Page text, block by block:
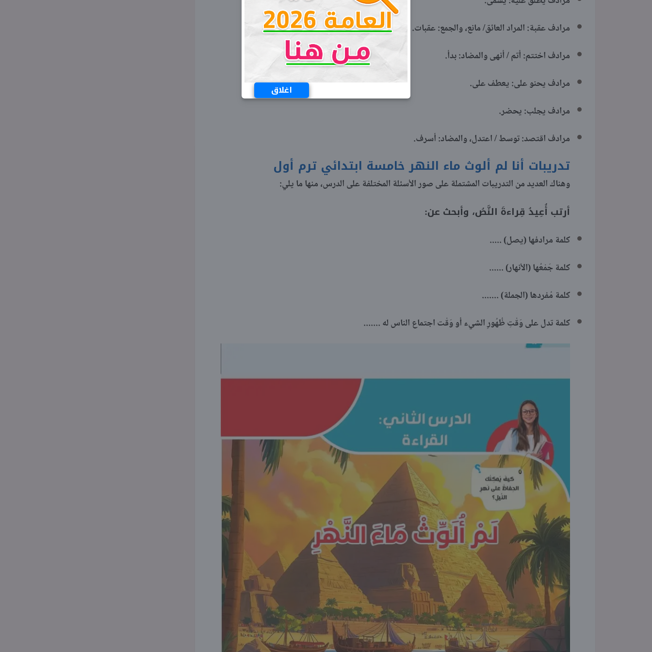
اغلاق
مرادف عقبة: المراد العائق/ مانع، والجمع: عقبات.
مرادف اختتم: أتم / أنهى والمضاد: بدأ.
مرادف يحنو على: يعطف على.
مرادف يجلب: يحضر.
مرادف اقتصد: توسط / اعتدل، والمضاد: أسرف.
تدريبات أنا لم ألوث ماء النهر خامسة ابتدائي ترم أول
وهناك العديد من التدريبات المشتملة على صور الأسئلة المختلفة على الدرس، منها ما يلي:
أرتب أُعِيدُ قِراءةَ النَّصُ، وأبحث عن:
كلمة مرادفها (يصل) .....
كلمة جَمْعُها (الأنهار) ......
كلمة مُفردها (الجملة) .......
كلمة تدل على وَقْتِ ظُهُورِ الشيء أو وَقْت اجتماع الناس له .......